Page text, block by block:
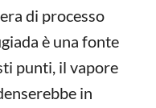
di processo
è una fonte
punti, il vapore
in